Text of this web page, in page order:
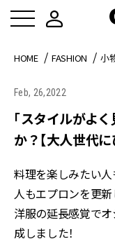
HOME FASHION 小
Feb, 26,2022
「スタイルがよ
か？【大人世代に
料理を楽しみたい人
人もエプロンを更
洋服の延長感覚で
成しました！